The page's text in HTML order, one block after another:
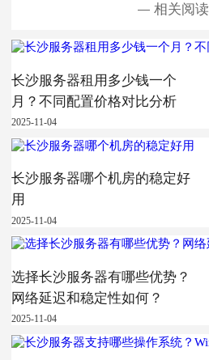
相关阅读
长沙服务器租用多少钱一个
月？不同配置价格对比分析
2025-11-04
长沙服务器哪个机房的稳定好
用
2025-11-04
选择长沙服务器有哪些优势？
网络延迟和稳定性如何？
2025-11-04